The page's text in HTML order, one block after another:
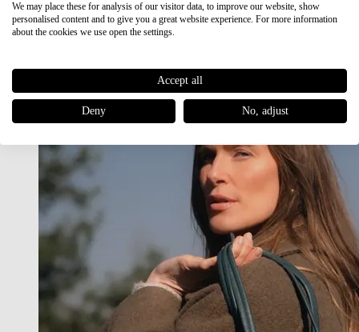
Japan RE lite
Sale
We may place these for analysis of our visitor data, to improve our website, show
personalised content and to give you a great website experience. For more information
about the cookies we use open the settings.
Accept all
Deny No, adjust